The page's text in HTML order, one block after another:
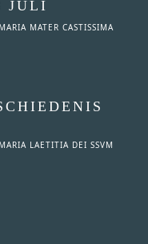
JULI
MATER CASTISSIMA
LAETITIA DEI SSVM